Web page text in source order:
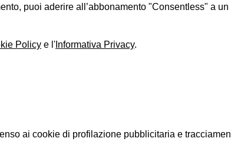
puoi aderire all’abbonamento "Consentless" a
Policy e l' Informativa Privacy.
ai cookie di profilazione pubblicitaria e